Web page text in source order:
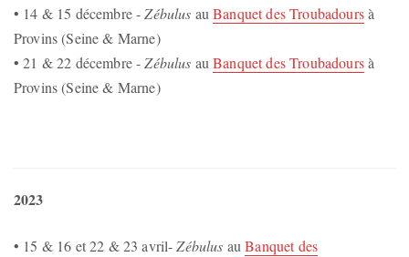
• 14 & 15 décembre -Zébulus auBanquet des Troubadoursà
Provins (Seine & Marne)
• 21 & 22 décembre -Zébulus auBanquet des Troubadoursà
Provins (Seine & Marne)
2023
• 15 & 16 et 22 & 23 avril-Zébulus auBanquet des